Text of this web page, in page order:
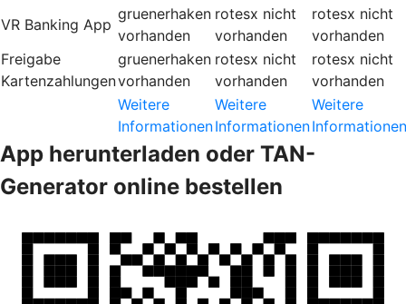
VR Banking App
gruenerhaken
vorhanden
rotesx nicht
vorhanden
rotesx nicht
vorhanden
Freigabe
Kartenzahlungen
gruenerhaken
vorhanden
rotesx nicht
vorhanden
rotesx nicht
vorhanden
Weitere
Informationen
Weitere
Informationen
Weitere
Informationen
App herunterladen oder TAN-
Generator online bestellen